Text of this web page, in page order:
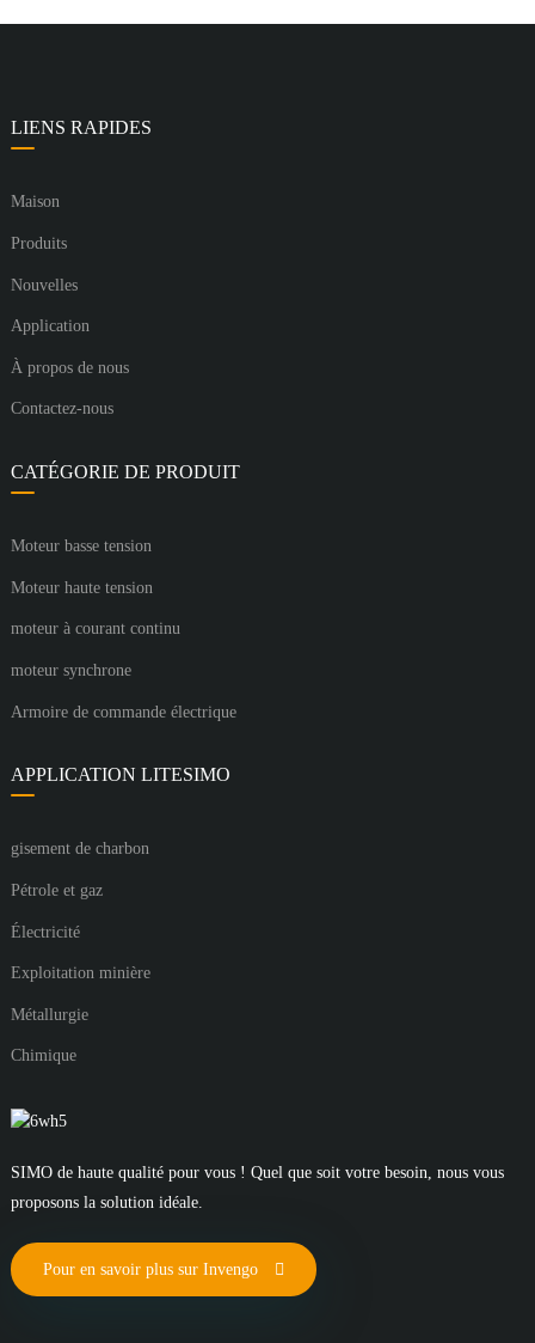
LIENS RAPIDES
Maison
Produits
Nouvelles
Application
À propos de nous
Contactez-nous
CATÉGORIE DE PRODUIT
Moteur basse tension
Moteur haute tension
moteur à courant continu
moteur synchrone
Armoire de commande électrique
APPLICATION LITESIMO
gisement de charbon
Pétrole et gaz
Électricité
Exploitation minière
Métallurgie
Chimique
SIMO de haute qualité pour vous ! Quel que soit votre besoin, nous vous
proposons la solution idéale.
Pour en savoir plus sur Invengo